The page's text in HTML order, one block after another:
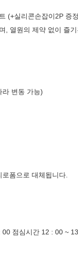
(+실리콘손잡이2P 증
, 열원의 제약 없이 즐
라 변동 가능)
폼으로 대체됩니다.
점심시간 12 : 00 ~